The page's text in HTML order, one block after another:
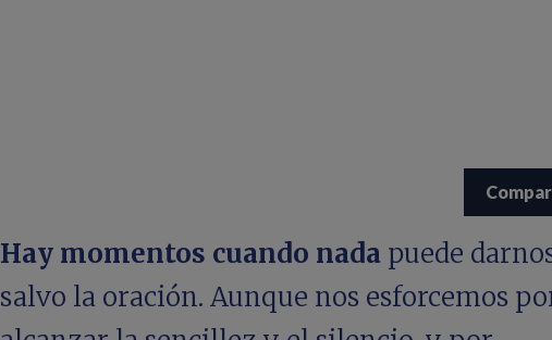
Hay momentos cuando nada puede
salvo la oración. Aunque nos esforcemos